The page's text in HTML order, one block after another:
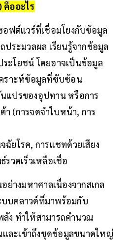
ออะไร
อฟต์แวร์ที่เชื่อมโยงกับข้อมูล
ประมวลผล เรียนรู้จากข้อมูล
ะโยชน์ โดยอาจเป็นข้อมูล
คราะห์ข้อมูลที่ซับซ้อน
แปรของอุปทาน หรือการ
า (การจดจำใบหน้า, การ
ฉัยโรค, การแชทด้วยเสียง
วดเร็วเหลือเชื่อ
ย่างมหาศาลเนื่องจากสเกล
บคลาวด์ที่มาพร้อมกับ
ลัง ทำให้สามารถคำนวณ
ละเข้าถึงชุดข้อมูลขนาดใหญ่